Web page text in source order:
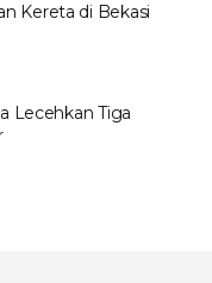
Kereta di Bekasi
Lecehkan Tiga